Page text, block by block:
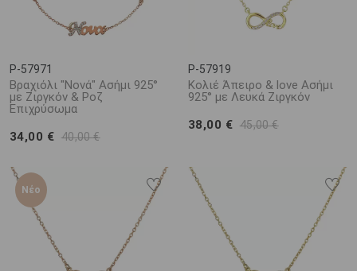
P-57971
Βραχιόλι "Νονά" Ασήμι 925°
με Ζιργκόν & Ροζ
Επιχρύσωμα
34,00 € 40,00 €
P-57919
Κολιέ Άπειρο & love Ασήμι
925° με Λευκά Ζιργκόν
38,00 € 45,00 €
Νέο